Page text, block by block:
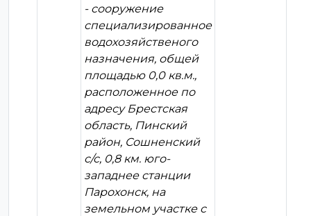
- сооружение
специализированное
водохозяйственого
назначения, общей
площадью 0,0 кв.м.,
расположенное по
адресу Брестская
область, Пинский
район, Сошненский
с/с, 0,8 км. юго-
западнее станции
Парохонск, на
земельном участке с